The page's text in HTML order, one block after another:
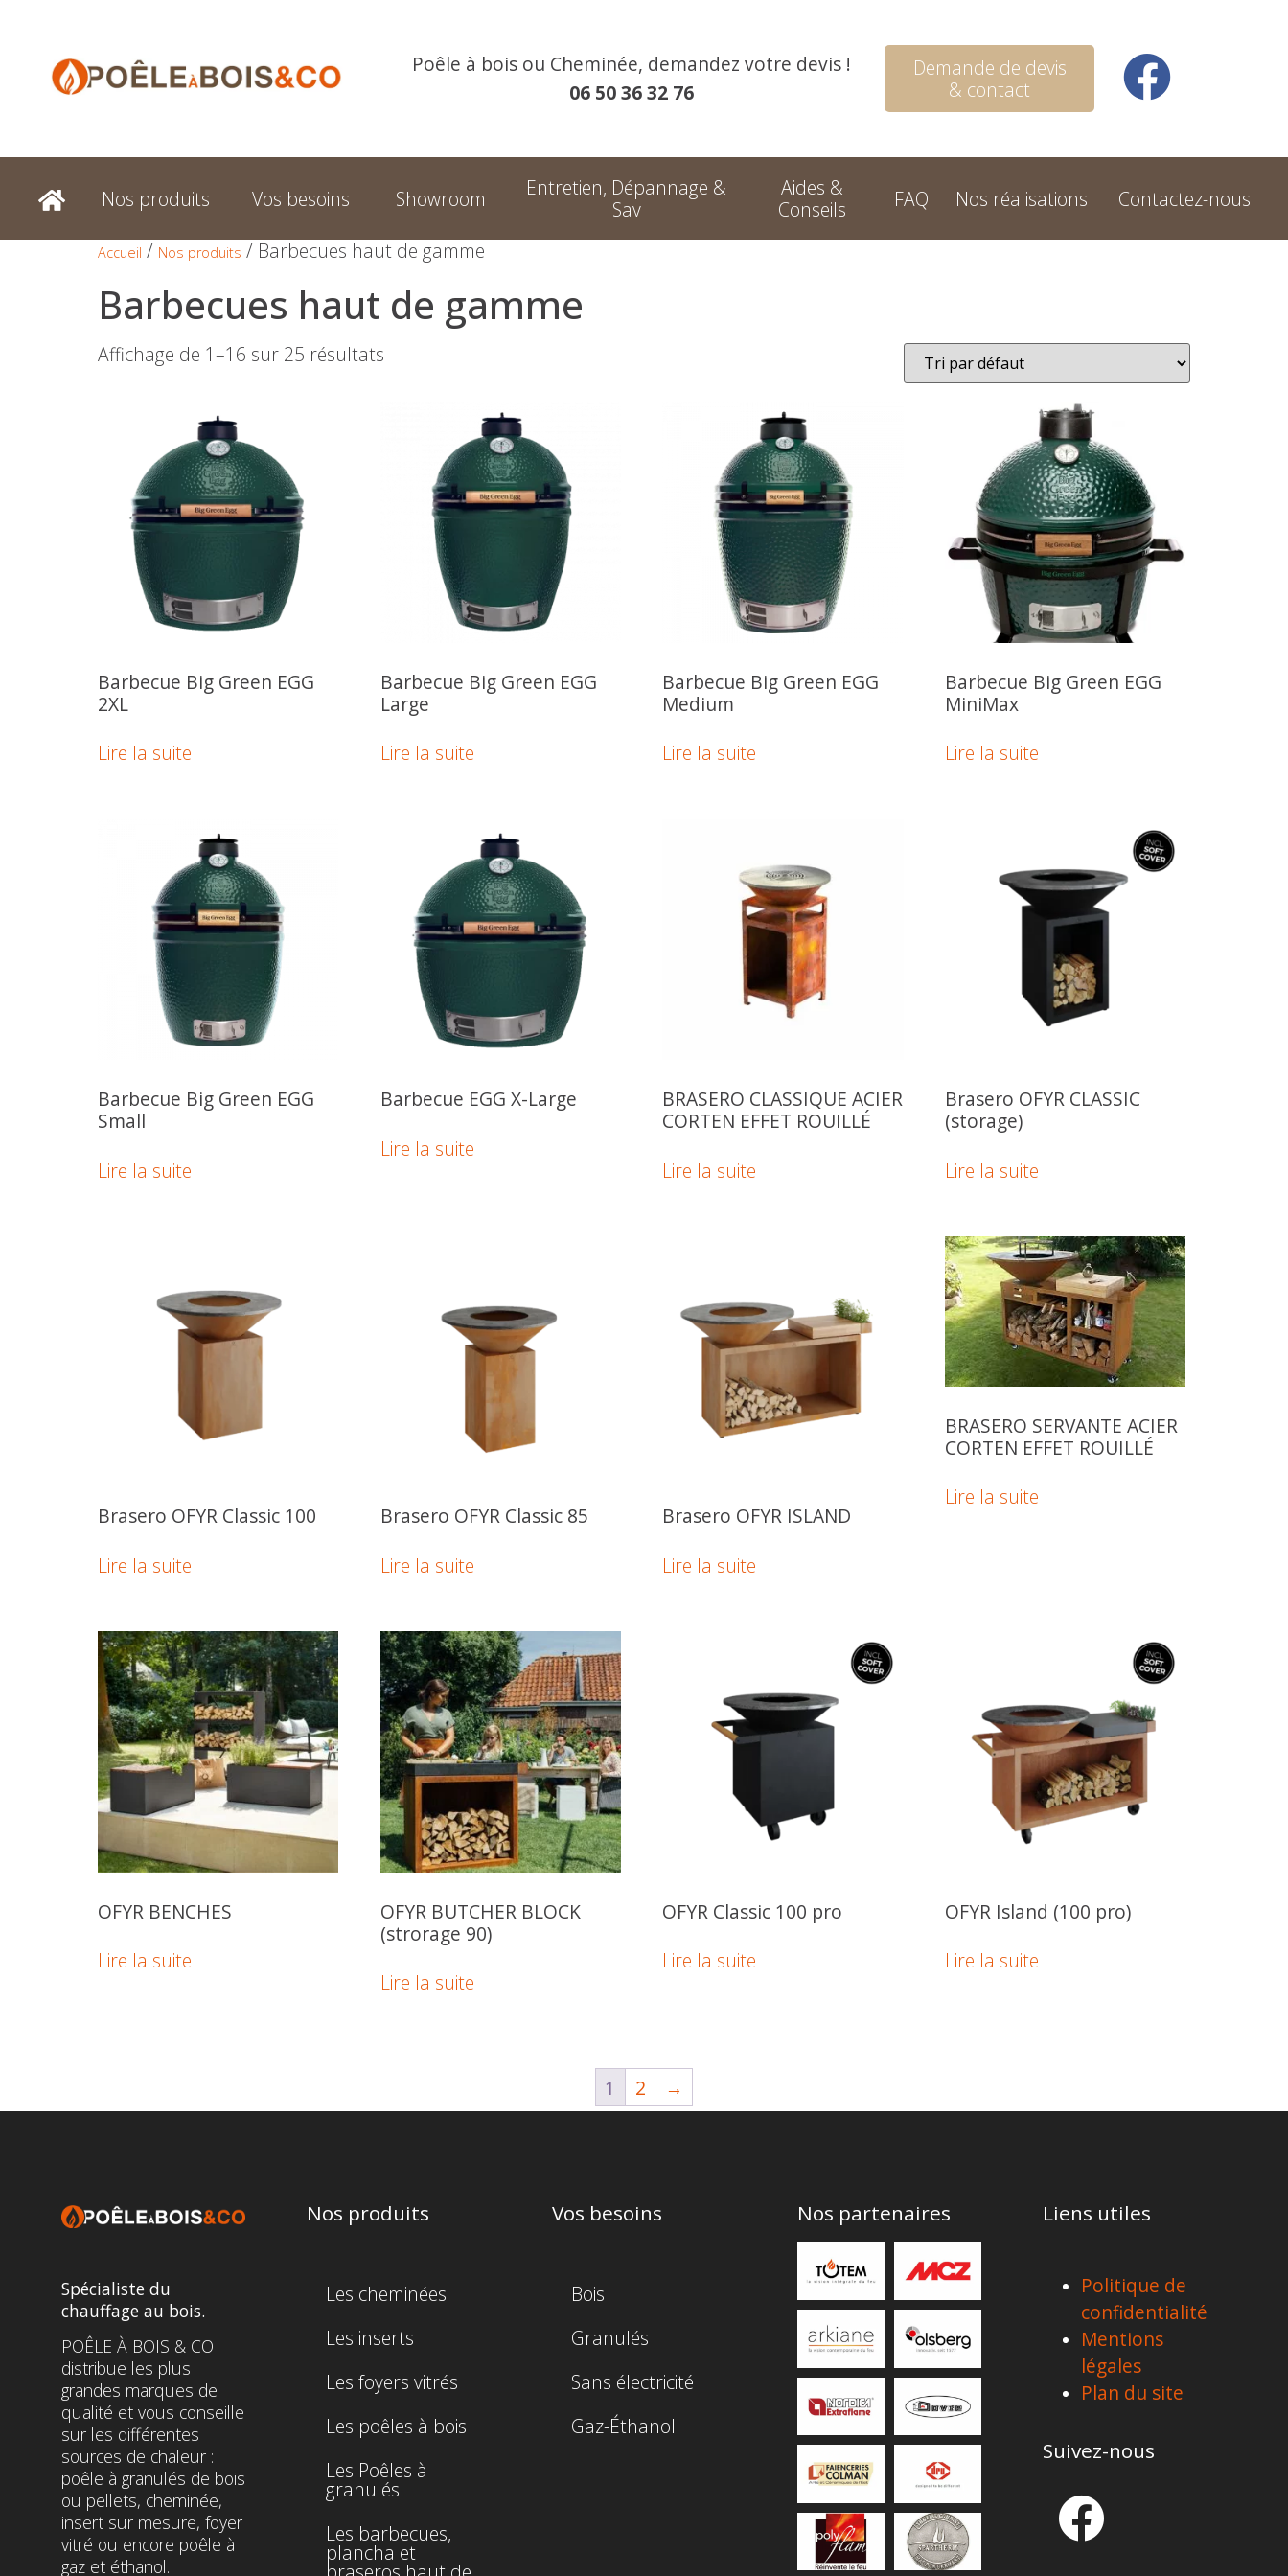
Poêle à bois ou Cheminée, demandez votre devis !
06 50 36 32 76
Demande de devis
& contact
Nos produits Vos besoins Showroom
Entretien, Dépannage &
Sav
Aides &
Conseils
FAQ Nos réalisations Contactez-nous
Accueil / Nos produits / Barbecues haut de gamme
Barbecues haut de gamme
Affichage de 1–16 sur 25 résultats
Barbecue Big Green EGG
2XL
Lire la suite
Barbecue Big Green EGG
Large
Lire la suite
Barbecue Big Green EGG
Medium
Lire la suite
Barbecue Big Green EGG
MiniMax
Lire la suite
Barbecue Big Green EGG
Small
Lire la suite
Barbecue EGG X-Large
Lire la suite
BRASERO CLASSIQUE ACIER
CORTEN EFFET ROUILLÉ
Lire la suite
Brasero OFYR CLASSIC
(storage)
Lire la suite
Brasero OFYR Classic 100
Lire la suite
Brasero OFYR Classic 85
Lire la suite
Brasero OFYR ISLAND
Lire la suite
BRASERO SERVANTE ACIER
CORTEN EFFET ROUILLÉ
Lire la suite
OFYR BENCHES
Lire la suite
OFYR BUTCHER BLOCK
(strorage 90)
Lire la suite
OFYR Classic 100 pro
Lire la suite
OFYR Island (100 pro)
Lire la suite
1 2 →
Spécialiste du
chauffage au bois.
POÊLE À BOIS & CO
distribue les plus
grandes marques de
qualité et vous conseille
sur les différentes
sources de chaleur :
poêle à granulés de bois
ou pellets, cheminée,
insert sur mesure, foyer
vitré ou encore poêle à
gaz et éthanol.
Nos produits
Les cheminées
Les inserts
Les foyers vitrés
Les poêles à bois
Les Poêles à
granulés
Les barbecues,
plancha et
Vos besoins
Bois
Granulés
Sans électricité
Gaz-Éthanol
Nos partenaires Liens utiles
Politique de
confidentialité
Mentions
légales
Plan du site
Suivez-nous